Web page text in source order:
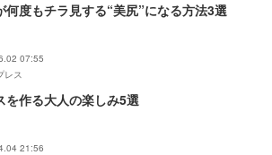
何度もチラ見する“美尻”になる方法3選
07:55
レス
を作る大人の楽しみ5選
21:56